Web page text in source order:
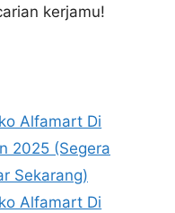
kerjamu!
Alfamart Di
2025 (Segera
Sekarang)
Alfamart Di